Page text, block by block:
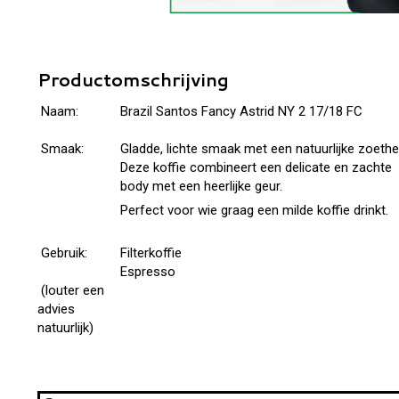
Productomschrijving
Naam: Brazil Santos Fancy Astrid NY 2 17/18 FC
Smaak:
Gladde, lichte smaak met een natuurlijke
Deze koffie combineert een delicate en zachte
body met een heerlijke geur.
Perfect voor wie graag een milde koffie drinkt.
Gebruik:
Filterkoffie
Espresso
(louter een
advies
natuurlijk)